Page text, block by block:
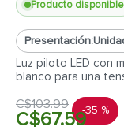
Producto disponible
Presentación:
Luz piloto LED con
blanco para una
C$103.99 -35 %
C$67.59